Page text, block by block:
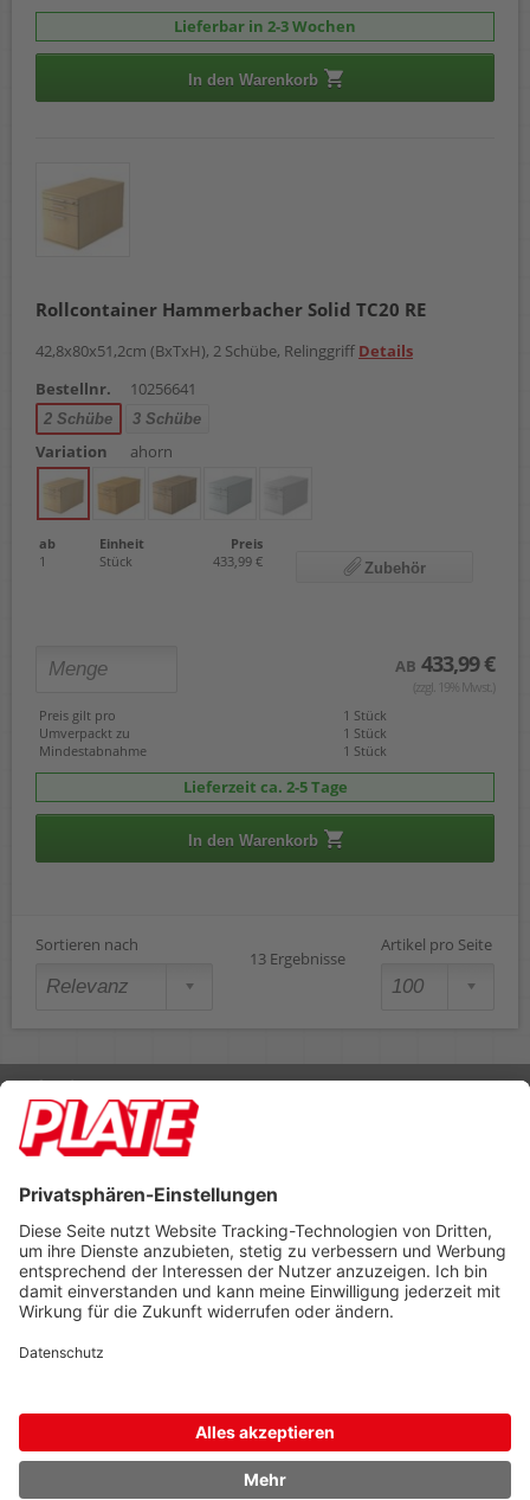
Lieferbar in 2-3 Wochen
In den Warenkorb
Rollcontainer Hammerbacher Solid TC20 RE
42,8x80x51,2cm (BxTxH), 2 Schübe, Relinggriff Details
Bestellnr.
10256641
2 Schübe 3 Schübe
Variation ahorn
ab Einheit
Preis
1
Stück 433,99 € Zubehör
AB 433,99 €
(zzgl. 19% Mwst.)
Preis gilt pro
1 Stück
Umverpackt zu
1 Stück
Mindestabnahme
1 Stück
Lieferzeit ca. 2-5 Tage
In den Warenkorb
Sortieren nach
13 Ergebnisse
Artikel pro Seite
Rufen Sie uns an 04298 401-0
Lieferbedingungen Impressum
Footer anzeigen
PLATE Büromaterial Vertriebs GmbH
Hilligenwarf 5